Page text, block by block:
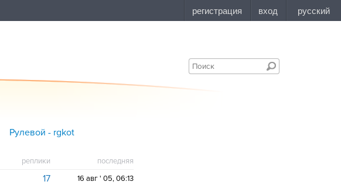
Рулевой - rgkot
реплики
последняя
17
16 авг ' 05, 06:13